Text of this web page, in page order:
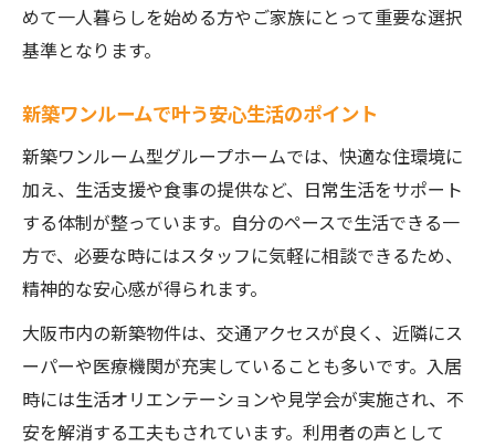
めて一人暮らしを始める方やご家族にとって重要な選択
基準となります。
新築ワンルームで叶う安心生活のポイント
新築ワンルーム型グループホームでは、快適な住環境に
加え、生活支援や食事の提供など、日常生活をサポート
する体制が整っています。自分のペースで生活できる一
方で、必要な時にはスタッフに気軽に相談できるため、
精神的な安心感が得られます。
大阪市内の新築物件は、交通アクセスが良く、近隣にス
ーパーや医療機関が充実していることも多いです。入居
時には生活オリエンテーションや見学会が実施され、不
安を解消する工夫もされています。利用者の声として